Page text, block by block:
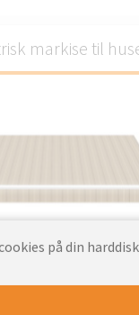
TILPAS.
markise til
på din